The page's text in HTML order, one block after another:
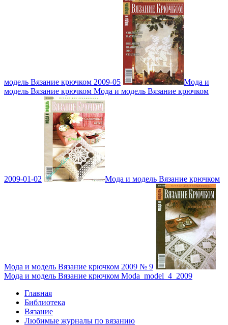
модель Вязание крючком 2009-05
Мода и
модель Вязание крючком Мода и модель Вязание крючком
2009-01-02 Мода и модель Вязание крючком
Мода и модель Вязание крючком 2009 № 9
Мода и модель Вязание крючком Moda_model_4_2009
Главная
Библиотека
Вязание
Любимые журналы по вязанию